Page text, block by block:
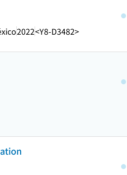
2022<Y8-D3482>